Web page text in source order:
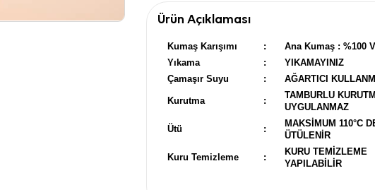
Ürün Açıklaması
Kumaş Karışımı :
Ana Kumaş : %100
Yıkama
:
YIKAMAYINIZ
Çamaşır Suyu
: AĞARTICI
Kurutma :
TAMBURLU
UYGULANMAZ
Ütü :
MAKSİMUM 110°C
ÜTÜLENİR
Kuru Temizleme :
KURU TEMİZLEME
YAPILABİLİR